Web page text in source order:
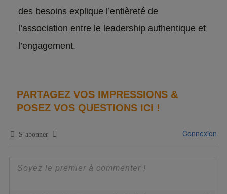
des besoins explique l’entièreté de
l’association entre le leadership authentique et
l’engagement.
PARTAGEZ VOS IMPRESSIONS &
POSEZ VOS QUESTIONS ICI !
S’abonner Connexion